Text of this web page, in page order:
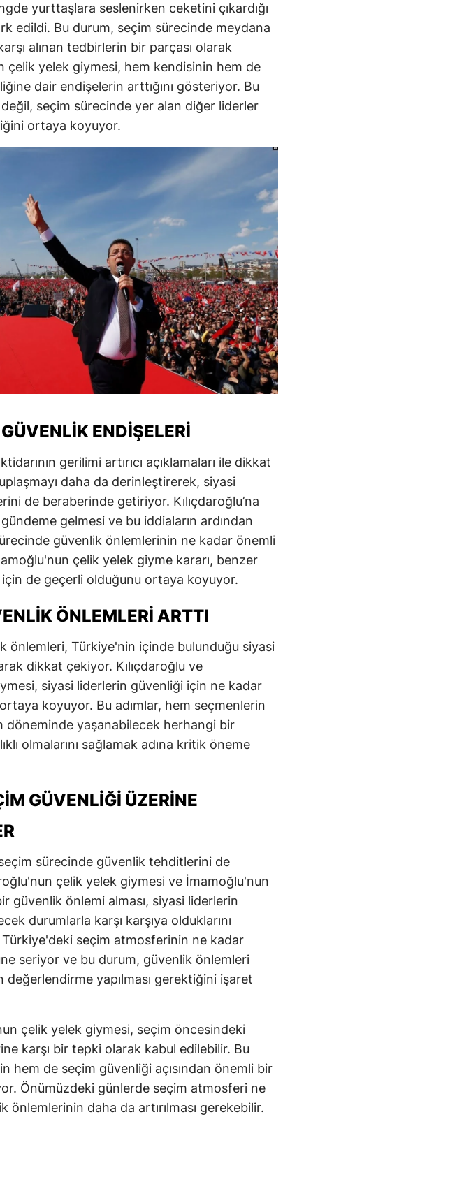
Erzincan
Erzurum
Eskişehir
Gaziantep
Giresun
Hatay
Isparta
Mersin
İstanbul
Kırşehir
Kocaeli
Konya
Kütahya
Malatya
Manisa
Kahramanmaraş
Mardin
Muğla
Muş
Sakarya
Samsun
Siirt
Sinop
Sivas
Tokat
Trabzon
Tunceli
yurttaşlara seslenirken ceketini çıkardığı
edildi. Bu durum, seçim sürecinde meydana
alınan tedbirlerin bir parçası olarak
çelik yelek giymesi, hem kendisinin hem de
dair endişelerin arttığını gösteriyor. Bu
seçim sürecinde yer alan diğer liderler
ortaya koyuyor.
ENDIŞELERI
gerilimi artırıcı açıklamaları ile dikkat
daha da derinleştirerek, siyasi
de beraberinde getiriyor. Kılıçdaroğlu’na
gelmesi ve bu iddiaların ardından
güvenlik önlemlerinin ne kadar önemli
çelik yelek giyme kararı, benzer
de geçerli olduğunu ortaya koyuyor.
ÖNLEMLERI ARTTI
önlemleri, Türkiye'nin içinde bulunduğu siyasi
dikkat çekiyor. Kılıçdaroğlu ve
siyasi liderlerin güvenliği için ne kadar
koyuyor. Bu adımlar, hem seçmenlerin
döneminde yaşanabilecek herhangi bir
olmalarını sağlamak adına kritik öneme
GÜVENLIĞI ÜZERINE
sürecinde güvenlik tehditlerini de
çelik yelek giymesi ve İmamoğlu'nun
güvenlik önlemi alması, siyasi liderlerin
durumlarla karşı karşıya olduklarını
seçim atmosferinin ne kadar
seriyor ve bu durum, güvenlik önlemleri
yapılması gerektiğini işaret
çelik yelek giymesi, seçim öncesindeki
karşı bir tepki olarak kabul edilebilir. Bu
hem de seçim güvenliği açısından önemli bir
Önümüzdeki günlerde seçim atmosferi ne
önlemlerinin daha da artırılması gerekebilir.